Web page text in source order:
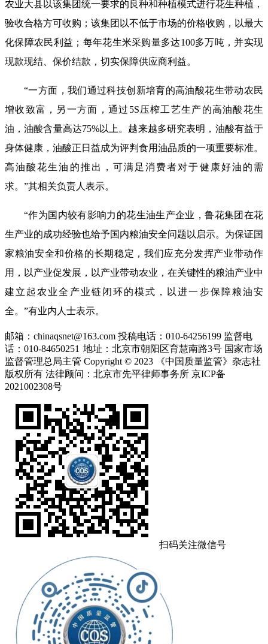
农业大县以该集团统一要求的良种和种植模式进行花生种植，
验收合格方可收购；该集团以不低于市场的价格收购，以最大
化保障农民利益；每年花生米采购量多达100多万吨，并实现
现款现结、保价结款，切实保障供应商利益。
“一方面，我们通过科技创新培育的高油酸花生带动农民
增收致富，另一方面，通过5S压榨工艺生产的高油酸花生
油，油酸含量高达75%以上。越来越多研究表明，油酸有益于
身体健康，油酸正日益成为评判食用油品质的一项重要标准。
高油酸花生油的推出，可满足消费者对于健康好油的需
求。”其相关负责人表示。
“作为国内较有影响力的花生油生产企业，鲁花集团在花
生产业的成功经验也给予国内粮油安全问题以启示。为保证国
家粮油安全和价格的长期稳定，我们应充分发挥产业带动作
用，以产业促发展，以产业带动农业，在关键性的粮油产业中
建立起农业全产业链闭环的模式，以进一步保障粮油安
全。”有业内人士表示。
邮箱：chinaqsnet@163.com 投稿电话：010-64256199 监督电
话：010-84650251 地址：北京市朝阳区育慧南路3号 国家市场
监督管理总局主管 Copyright © 2023 《中国质量监管》杂志社
版权所有 法律顾问：北京市先平律师事务所 京ICP备
2021002308号
扫码关注微信号